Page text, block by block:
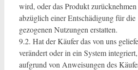
wird, oder das Produkt
abzüglich einer Entschädigung für die
gezogenen Nutzungen erstatten.
9.2. Hat der Käufer das von uns
verändert oder in ein System
aufgrund von Anweisungen des